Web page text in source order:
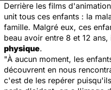
Derrière les films
unit tous ces enfants : la
famille. Malgré eux, ces
beau avoir entre 8 et 12 ans,
physique.
"À aucun moment, les
découvrent en nous
c'est de les repérer